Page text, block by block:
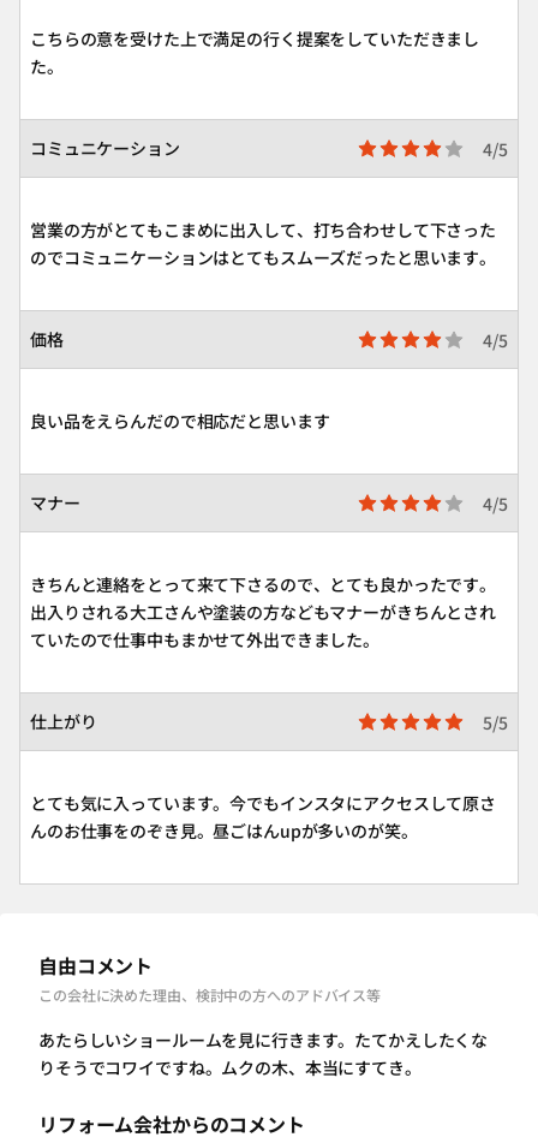
こちらの意を受けた上で満足の行く提案をしていただきまし
た。
コミュニケーション 4/5
営業の方がとてもこまめに出入して、打ち合わせして下さった
のでコミュニケーションはとてもスムーズだったと思います。
価格 4/5
良い品をえらんだので相応だと思います
マナー 4/5
きちんと連絡をとって来て下さるので、とても良かったです。
出入りされる大工さんや塗装の方などもマナーがきちんとされ
ていたので仕事中もまかせて外出できました。
仕上がり 5/5
とても気に入っています。今でもインスタにアクセスして原さ
んのお仕事をのぞき見。昼ごはんupが多いのが笑。
自由コメント
この会社に決めた理由、検討中の方へのアドバイス等
あたらしいショールームを見に行きます。たてかえしたくな
りそうでコワイですね。ムクの木、本当にすてき。
リフォーム会社からのコメント